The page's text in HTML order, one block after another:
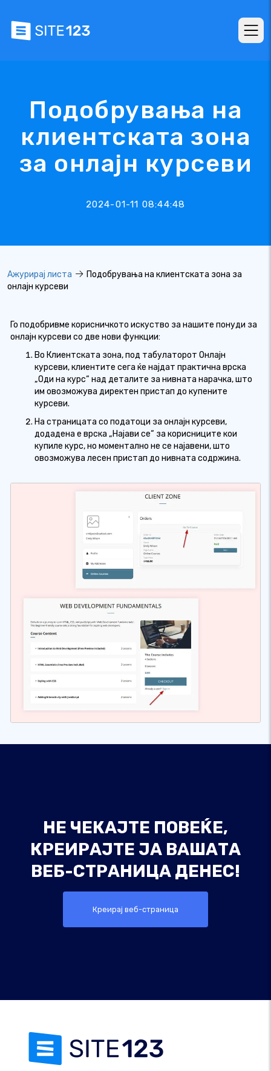
Подобрувања на
клиентската зона
за онлајн курсеви
2024-01-11 08:44:48
Ажурирај листа
Подобрувања на клиентската зона за
онлајн курсеви
Го подобривме корисничкото искуство за нашите понуди за
онлајн курсеви со две нови функции:
Во Клиентската зона, под табулаторот Онлајн
курсеви, клиентите сега ќе најдат практична врска
„Оди на курс“ над деталите за нивната нарачка, што
им овозможува директен пристап до купените
курсеви.
На страницата со податоци за онлајн курсеви,
додадена е врска „Најави се“ за корисниците кои
купиле курс, но моментално не се најавени, што
овозможува лесен пристап до нивната содржина.
НЕ ЧЕКАЈТЕ ПОВЕЌЕ,
КРЕИРАЈТЕ ЈА ВАШАТА
ВЕБ-СТРАНИЦА ДЕНЕС!
Креирај веб-страница